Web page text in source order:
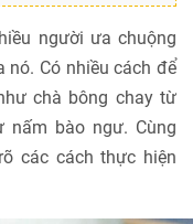
người ưa chuộng
Có nhiều cách để
chà bông chay từ
nấm bào ngư. Cùng
các cách thực hiện